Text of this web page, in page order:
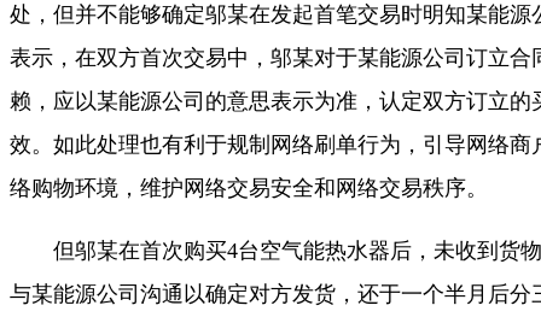
处，但并不能够确定邬某在发起首笔交易时明知某能源
表示，在双方首次交易中，邬某对于某能源公司订立合
赖，应以某能源公司的意思表示为准，认定双方订立的
效。如此处理也有利于规制网络刷单行为，引导网络商
络购物环境，维护网络交易安全和网络交易秩序。
但邬某在首次购买4台空气能热水器后，未收到货
与某能源公司沟通以确定对方发货，还于一个半月后分